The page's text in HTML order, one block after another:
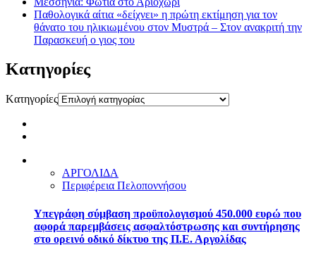
Παθολογικά αίτια «δείχνει» η πρώτη εκτίμηση για τον
θάνατο του ηλικιωμένου στον Μυστρά – Στον ανακριτή την
Παρασκευή ο γιος του
Kατηγορίες
Kατηγορίες
ΑΡΓΟΛΙΔΑ
Περιφέρεια Πελοποννήσου
Υπεγράφη σύμβαση προϋπολογισμού 450.000 ευρώ που
αφορά παρεμβάσεις ασφαλτόστρωσης και συντήρησης
στο ορεινό οδικό δίκτυο της Π.Ε. Αργολίδας